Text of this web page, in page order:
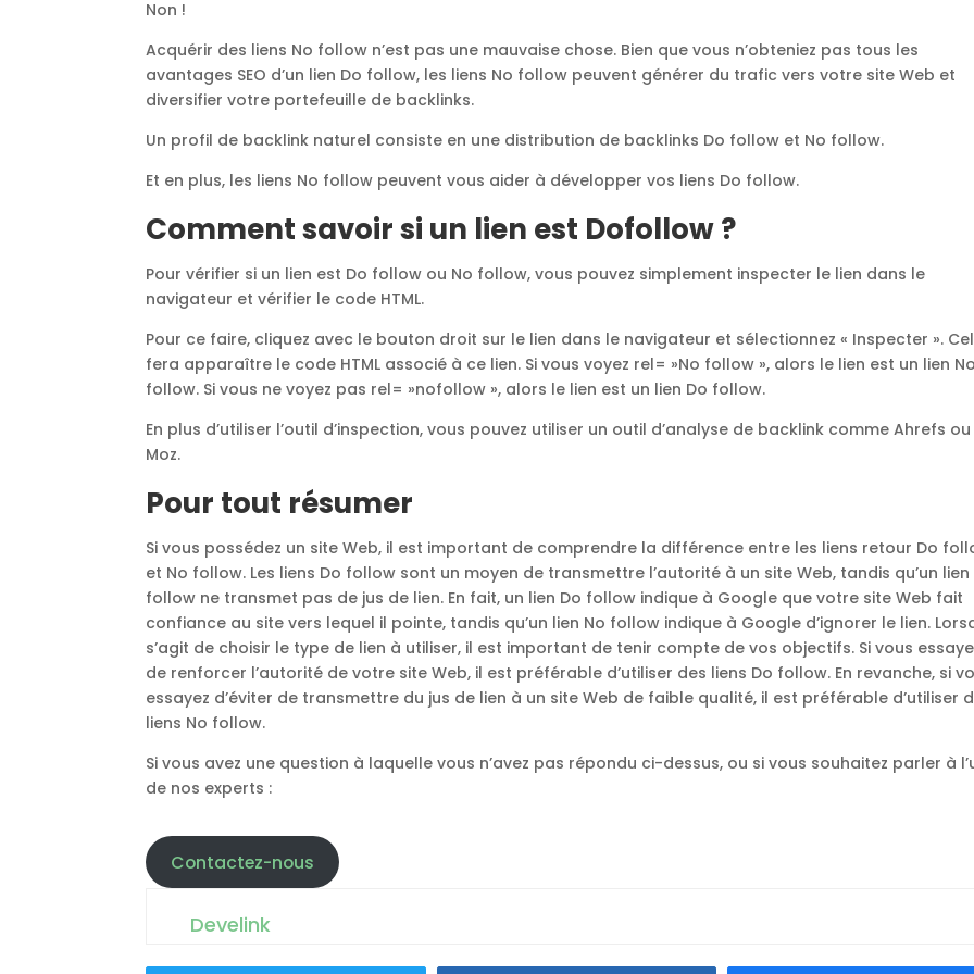
Non !
Acquérir des liens No follow n’est pas une mauvaise chose. Bien que vous n’obteniez pas tous les
avantages SEO d’un lien Do follow, les liens No follow peuvent générer du trafic vers votre site Web et
diversifier votre portefeuille de backlinks.
Un profil de backlink naturel consiste en une distribution de backlinks Do follow et No follow.
Et en plus, les liens No follow peuvent vous aider à développer vos liens Do follow.
Comment savoir si un lien est Dofollow ?
Pour vérifier si un lien est Do follow ou No follow, vous pouvez simplement inspecter le lien dans le
navigateur et vérifier le code HTML.
Pour ce faire, cliquez avec le bouton droit sur le lien dans le navigateur et sélectionnez « Inspecter ».
fera apparaître le code HTML associé à ce lien. Si vous voyez rel= »No follow », alors le lien est un lien
follow. Si vous ne voyez pas rel= »nofollow », alors le lien est un lien Do follow.
En plus d’utiliser l’outil d’inspection, vous pouvez utiliser un outil d’analyse de backlink comme Ahrefs ou
Moz.
Pour tout résumer
Si vous possédez un site Web, il est important de comprendre la différence entre les liens retour Do
et No follow. Les liens Do follow sont un moyen de transmettre l’autorité à un site Web, tandis qu’un lien
follow ne transmet pas de jus de lien. En fait, un lien Do follow indique à Google que votre site Web fait
confiance au site vers lequel il pointe, tandis qu’un lien No follow indique à Google d’ignorer le lien.
s’agit de choisir le type de lien à utiliser, il est important de tenir compte de vos objectifs. Si vous
de renforcer l’autorité de votre site Web, il est préférable d’utiliser des liens Do follow. En revanche, si
essayez d’éviter de transmettre du jus de lien à un site Web de faible qualité, il est préférable d’utiliser
liens No follow.
Si vous avez une question à laquelle vous n’avez pas répondu ci-dessus, ou si vous souhaitez parler à
de nos experts :
Contactez-nous
Develink